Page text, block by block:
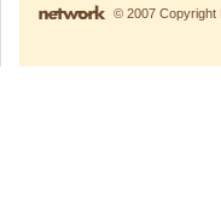
© 2007 Copyright